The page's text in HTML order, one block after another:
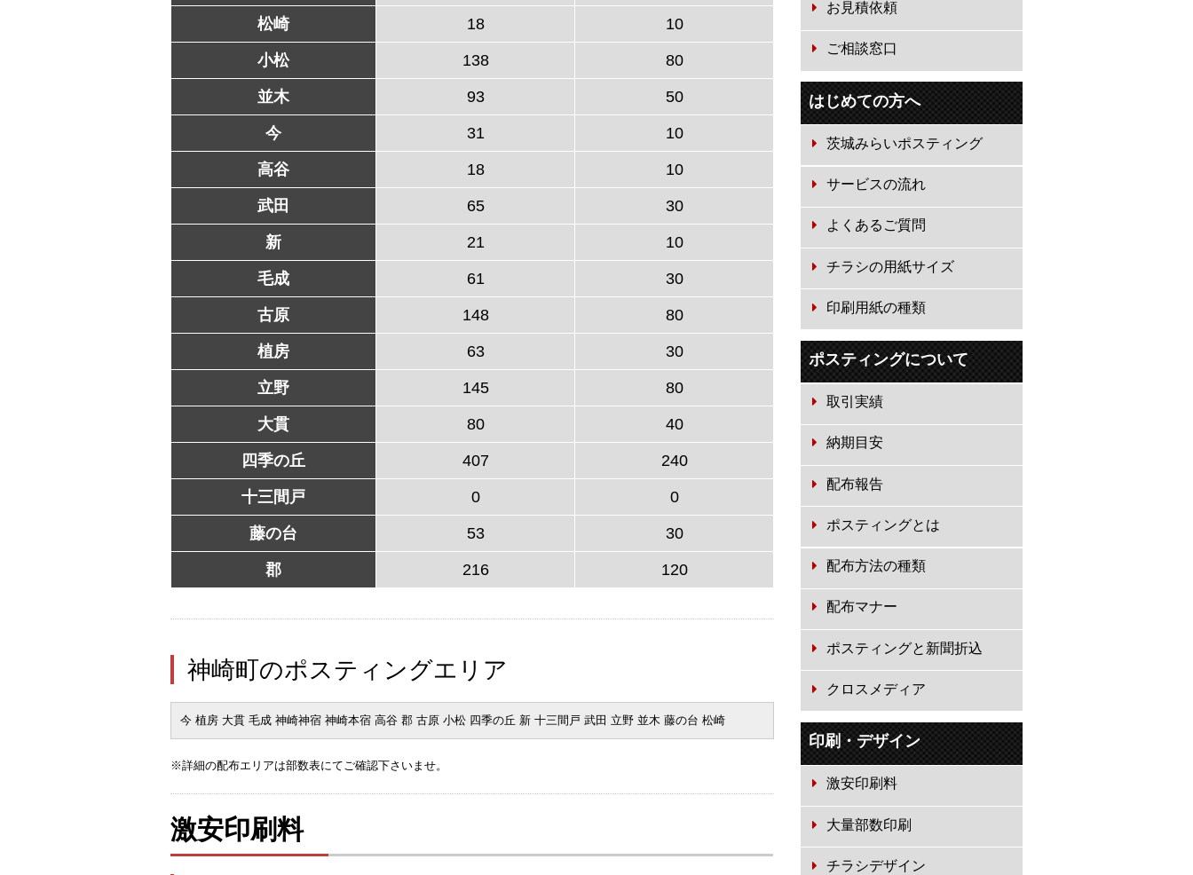
松崎 18 10
小松 138 80
並木 93 50
今 31 10
高谷 18 10
武田 65 30
新 21 10
毛成 61 30
古原 148 80
植房 63 30
立野 145 80
大貫 80 40
四季の丘 407 240
十三間戸 0 0
藤の台 53 30
郡 216 120
神崎町のポスティングエリア
今 植房 大貫 毛成 神崎神宿 神崎本宿 高谷 郡 古原 小松 四季の丘 新 十三間戸 武田 立野 並木 藤の台 松崎
※詳細の配布エリアは部数表にてご確認下さいませ。
激安印刷料
お見積依頼
ご相談窓口
はじめての方へ
茨城みらいポスティング
サービスの流れ
よくあるご質問
チラシの用紙サイズ
印刷用紙の種類
ポスティングについて
取引実績
納期目安
配布報告
ポスティングとは
配布方法の種類
配布マナー
ポスティングと新聞折込
クロスメディア
印刷・デザイン
激安印刷料
大量部数印刷
チラシデザイン